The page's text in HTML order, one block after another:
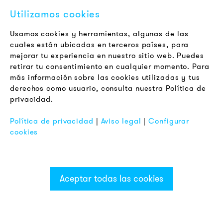
Jobs
Boletín
LEGAL
Terminos y Condiciones Generales
Aviso de Privacidad
Pie de Imprenta
Utilizamos cookies
Usamos cookies y herramientas, algunas de las
cuales están ubicadas en terceros países, para
mejorar tu experiencia en nuestro sitio web. Puedes
retirar tu consentimiento en cualquier momento. Para
más información sobre las cookies utilizadas y tus
derechos como usuario, consulta nuestra Política de
privacidad.
Política de privacidad | Aviso legal |Configurar
cookies
Aceptar todas las cookies